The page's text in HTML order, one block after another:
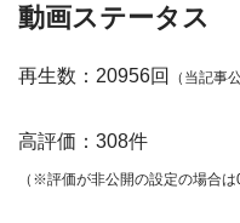
動画ステータス
再生数：20956回 （当記事
高評価：308件
（※評価が非公開の設定の場合は